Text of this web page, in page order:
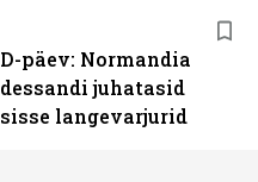
D-päev: Normandia
dessandi juhatasid
sisse langevarjurid